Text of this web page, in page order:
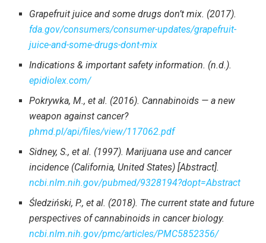
Grapefruit juice and some drugs don’t mix. (2017).
fda.gov/consumers/consumer-updates/grapefruit-
juice-and-some-drugs-dont-mix
Indications & important safety information. (n.d.).
epidiolex.com/
Pokrywka, M., et al. (2016). Cannabinoids — a new
weapon against cancer?
phmd.pl/api/files/view/117062.pdf
Sidney, S., et al. (1997). Marijuana use and cancer
incidence (California, United States) [Abstract].
ncbi.nlm.nih.gov/pubmed/9328194?dopt=Abstract
Śledziński, P., et al. (2018). The current state and future
perspectives of cannabinoids in cancer biology.
ncbi.nlm.nih.gov/pmc/articles/PMC5852356/